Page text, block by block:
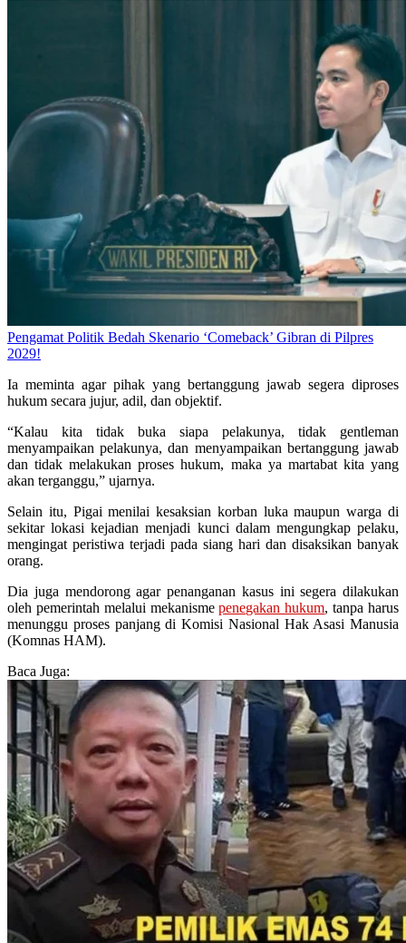
Pengamat Politik Bedah Skenario ‘Comeback’ Gibran di Pilpres
2029!
Ia meminta agar pihak yang bertanggung jawab segera diproses
hukum secara jujur, adil, dan objektif.
“Kalau kita tidak buka siapa pelakunya, tidak gentleman
menyampaikan pelakunya, dan menyampaikan bertanggung jawab
dan tidak melakukan proses hukum, maka ya martabat kita yang
akan terganggu,” ujarnya.
Selain itu, Pigai menilai kesaksian korban luka maupun warga di
sekitar lokasi kejadian menjadi kunci dalam mengungkap pelaku,
mengingat peristiwa terjadi pada siang hari dan disaksikan banyak
orang.
Dia juga mendorong agar penanganan kasus ini segera dilakukan
oleh pemerintah melalui mekanismepenegakan hukum, tanpa harus
menunggu proses panjang di Komisi Nasional Hak Asasi Manusia
(Komnas HAM).
Baca Juga: